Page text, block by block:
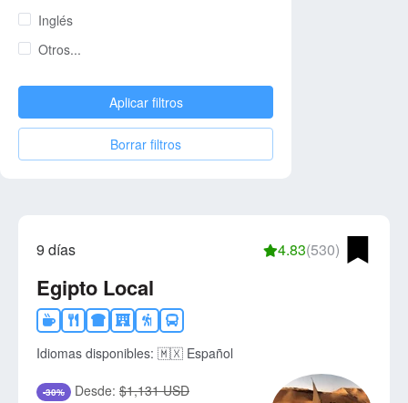
Inglés
Otros...
Aplicar filtros
Borrar filtros
9 días 4.83(530)
Egipto Local
Idiomas disponibles: 🇲🇽 Español
-30% Desde: $1,131 USD